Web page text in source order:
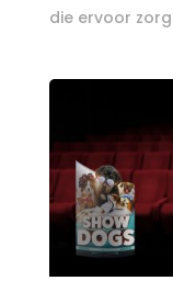
die ervoor